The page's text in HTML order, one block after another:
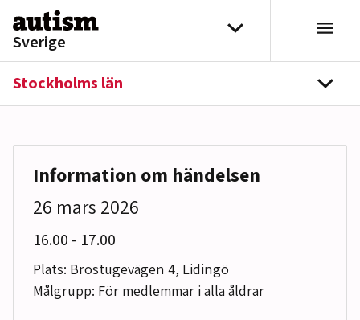
Hoppa till innehåll
Sverige
Välj distrikt
Stockholms län
Information om händelsen
26 mars 2026
16.00 till
- 17.00
Plats: Brostugevägen 4, Lidingö
Målgrupp: För medlemmar i alla åldrar